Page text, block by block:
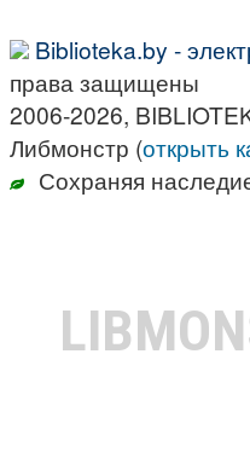
Biblioteka.by -
права защищены
2006-2026,
Либмонстр (открыть
Сохраняя